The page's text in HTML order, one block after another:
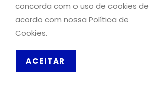
REDES SOCIAIS
Facebook
Instagram
concorda com o uso de cookies de
acordo com nossa Política de
Cookies.
ACEITAR